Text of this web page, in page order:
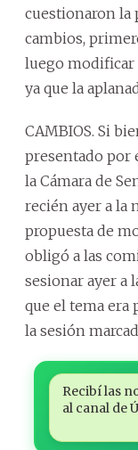
cuestionaron la
cambios,
luego modificar
ya que la
CAMBIOS. Si
presentado por
la Cámara de
recién ayer a la
propuesta de
obligó a las
sesionar ayer a
que el tema era
la sesión
Recibí las
al canal de